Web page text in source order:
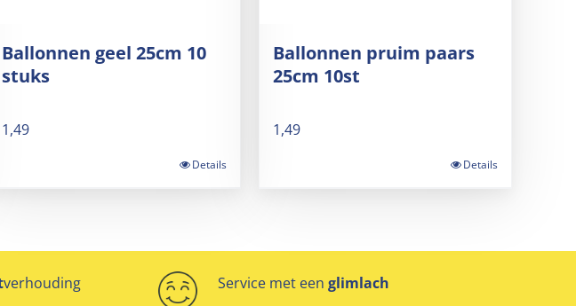
Ballonnen geel 25cm 10
stuks
1,49
Details
Ballonnen pruim paars
25cm 10st
1,49
Details
verhouding Service met eenglimlach